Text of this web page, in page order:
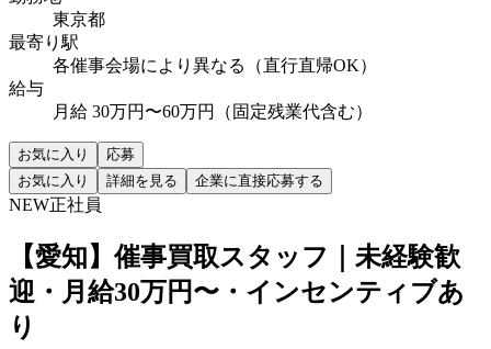
東京都
最寄り駅
各催事会場により異なる（直行直帰OK）
給与
月給 30万円〜60万円（固定残業代含む）
お気に入り
応募
お気に入り
詳細を見る 企業に直接応募する
NEW正社員
【愛知】催事買取スタッフ｜未経験歓
迎・月給30万円〜・インセンティブあ
り